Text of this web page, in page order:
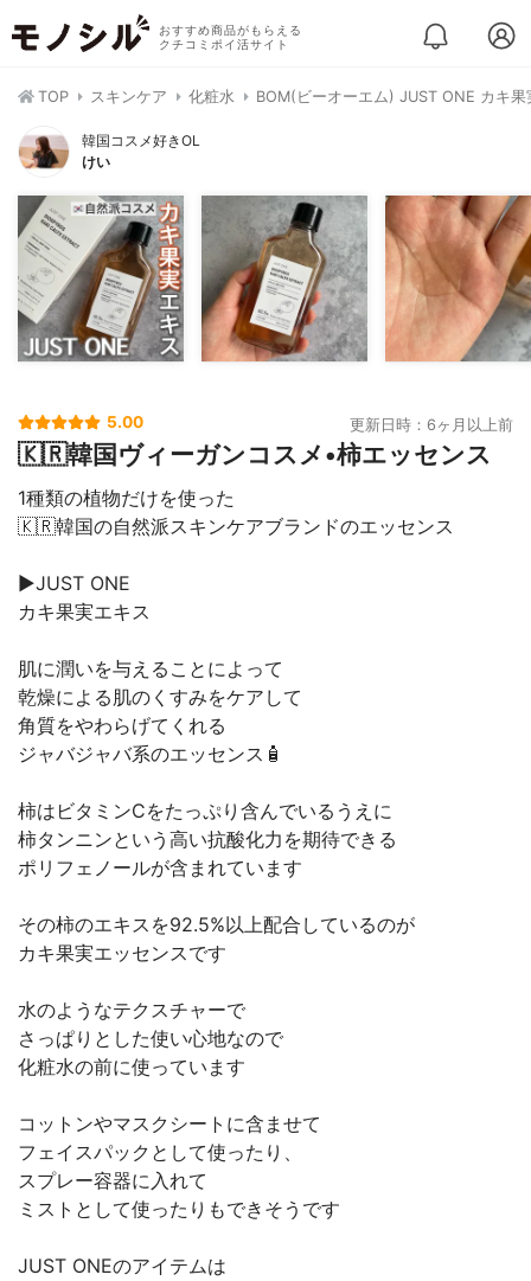
おすすめ商品がもらえる
クチコミポイ活サイト
TOP スキンケア 化粧水 BOM(ビーオーエム) JUST ONE カキ果
韓国コスメ好きOL
けい
5.00 更新日時：6ヶ月以上前
🇰🇷韓国ヴィーガンコスメ•柿エッセンス
1種類の植物だけを使った
🇰🇷韓国の自然派スキンケアブランドのエッセンス
▶︎JUST ONE
カキ果実エキス
肌に潤いを与えることによって
乾燥による肌のくすみをケアして
角質をやわらげてくれる
ジャバジャバ系のエッセンス🧴
柿はビタミンCをたっぷり含んでいるうえに
柿タンニンという高い抗酸化力を期待できる
ポリフェノールが含まれています
その柿のエキスを92.5%以上配合しているのが
カキ果実エッセンスです
水のようなテクスチャーで
さっぱりとした使い心地なので
化粧水の前に使っています
コットンやマスクシートに含ませて
フェイスパックとして使ったり、
スプレー容器に入れて
ミストとして使ったりもできそうです
JUST ONEのアイテムは